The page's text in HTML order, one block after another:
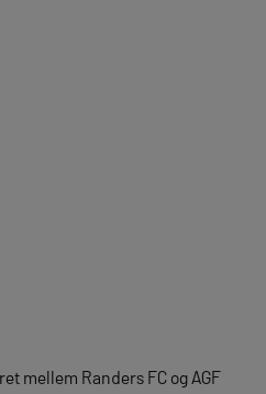
mellem Randers FC og AGF